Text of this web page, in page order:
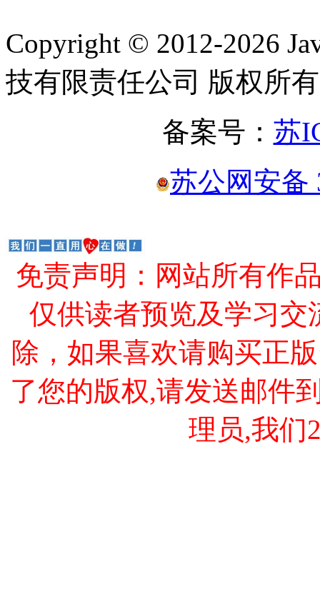
Copyright © 2012-2026
技有限责任公司 版权所有
备案号： 苏
苏公网安备
免责声明：网站所有作
仅供读者预览及学习交
除，如果喜欢请购买正
了您的版权,请发送邮件
理员,我们